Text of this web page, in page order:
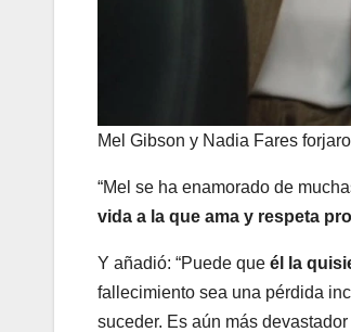
Mel Gibson y Nadia Fares
“Mel se ha enamorado de
vida a la que ama y respeta
Y añadió: “Puede que él la
fallecimiento sea una pérdida
suceder. Es aún más